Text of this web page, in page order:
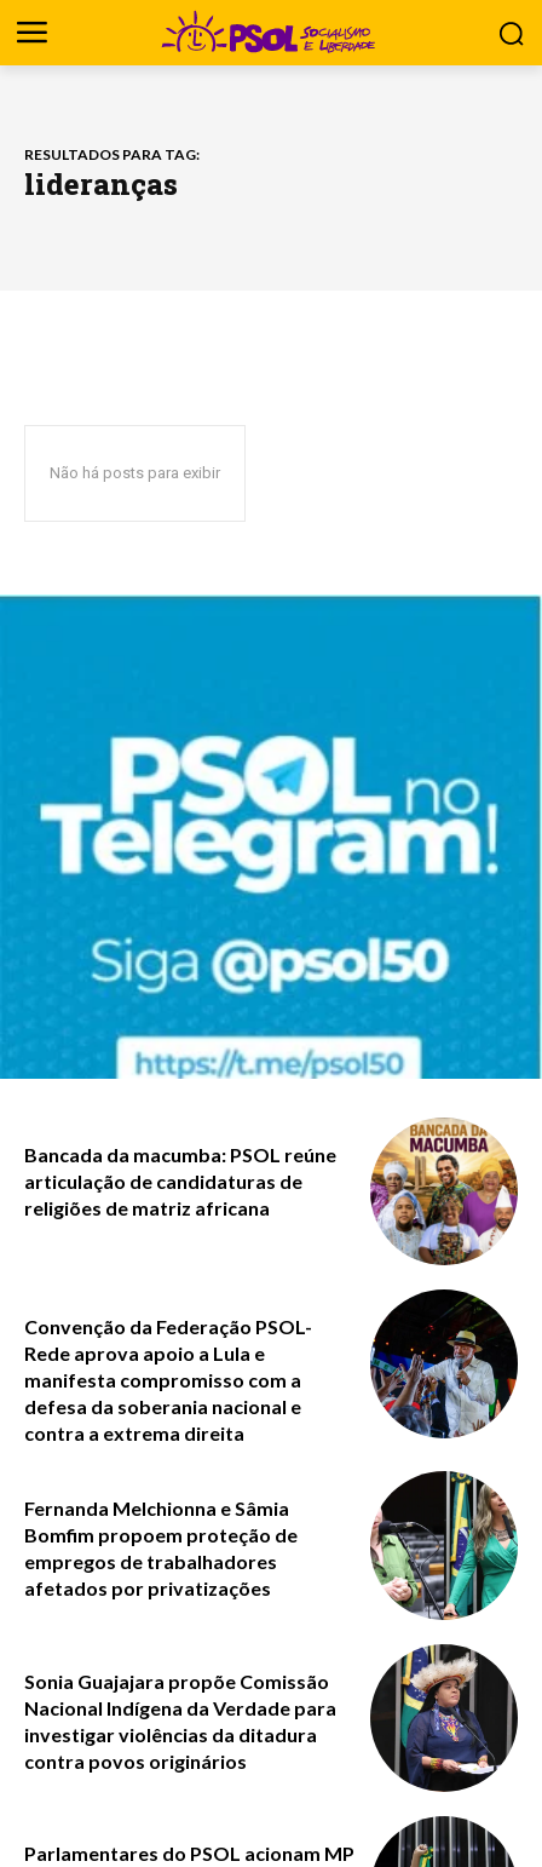
RESULTADOS PARA TAG:
lideranças
Não há posts para exibir
Bancada da macumba: PSOL reúne
articulação de candidaturas de
religiões de matriz africana
Convenção da Federação PSOL-
Rede aprova apoio a Lula e
manifesta compromisso com a
defesa da soberania nacional e
contra a extrema direita
Fernanda Melchionna e Sâmia
Bomfim propoem proteção de
empregos de trabalhadores
afetados por privatizações
Sonia Guajajara propõe Comissão
Nacional Indígena da Verdade para
investigar violências da ditadura
contra povos originários
Parlamentares do PSOL acionam MP